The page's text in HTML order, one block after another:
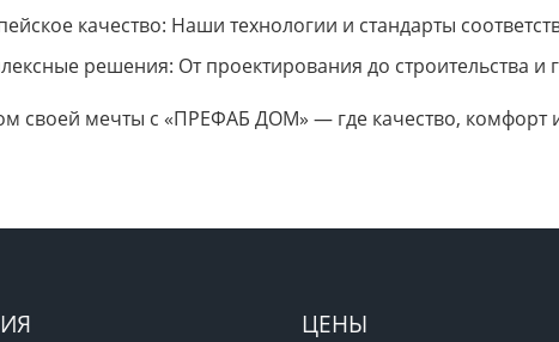
качество: Наши технологии и стандарты
решения: От проектирования до строительства и
своей мечты с «ПРЕФАБ ДОМ» — где качество, комфорт
ЦЕНЫ